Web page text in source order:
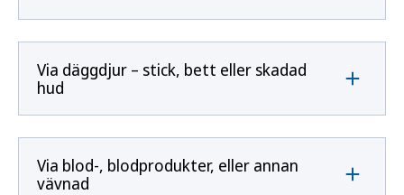
Via däggdjur – stick, bett eller skadad
hud
Via blod-, blodprodukter, eller annan
vävnad